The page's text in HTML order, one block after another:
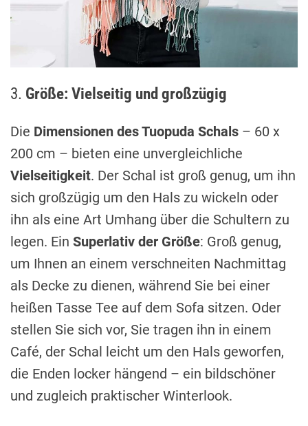
3. Größe: Vielseitig und großzügig
Die Dimensionen des Tuopuda Schals – 60 x
200 cm – bieten eine unvergleichliche
Vielseitigkeit. Der Schal ist groß genug, um ihn
sich großzügig um den Hals zu wickeln oder
ihn als eine Art Umhang über die Schultern zu
legen. Ein Superlativ der Größe: Groß genug,
um Ihnen an einem verschneiten Nachmittag
als Decke zu dienen, während Sie bei einer
heißen Tasse Tee auf dem Sofa sitzen. Oder
stellen Sie sich vor, Sie tragen ihn in einem
Café, der Schal leicht um den Hals geworfen,
die Enden locker hängend – ein bildschöner
und zugleich praktischer Winterlook.